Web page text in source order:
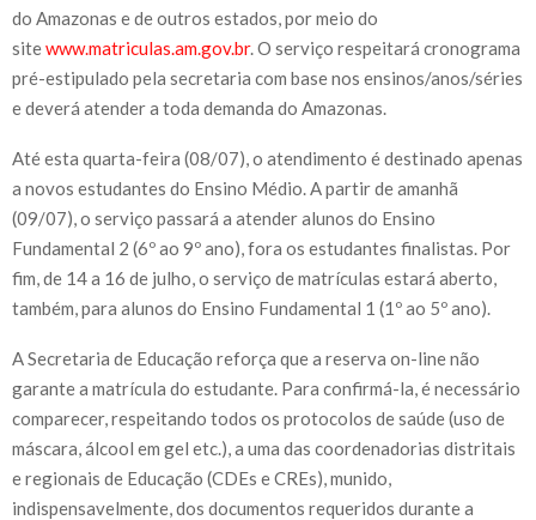
do Amazonas e de outros estados, por meio do
sitewww.matriculas.am.gov.br. O serviço respeitará cronograma
pré-estipulado pela secretaria com base nos ensinos/anos/séries
e deverá atender a toda demanda do Amazonas.
Até esta quarta-feira (08/07), o atendimento é destinado apenas
a novos estudantes do Ensino Médio. A partir de amanhã
(09/07), o serviço passará a atender alunos do Ensino
Fundamental 2 (6º ao 9º ano), fora os estudantes finalistas. Por
fim, de 14 a 16 de julho, o serviço de matrículas estará aberto,
também, para alunos do Ensino Fundamental 1 (1º ao 5º ano).
A Secretaria de Educação reforça que a reserva on-line não
garante a matrícula do estudante. Para confirmá-la, é necessário
comparecer, respeitando todos os protocolos de saúde (uso de
máscara, álcool em gel etc.), a uma das coordenadorias distritais
e regionais de Educação (CDEs e CREs), munido,
indispensavelmente, dos documentos requeridos durante a